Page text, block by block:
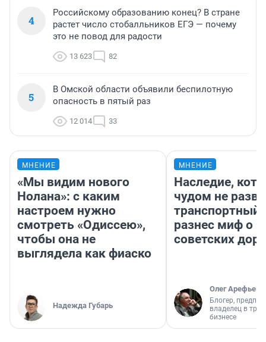
4
Российскому образованию конец? В стране
растет число стобалльников ЕГЭ — почему
это не повод для радости
13 623 82
5
В Омской области объявили беспилотную
опасность в пятый раз
12 014 33
МНЕНИЕ
«Мы видим нового
Нолана»: с каким
настроем нужно
смотреть «Одиссею»,
чтобы она не
выглядела как фиаско
Надежда Губарь
МНЕНИЕ
Наследие,
чудом не
транспортный
разнес миф о
советских
Олег Арефьев
Блогер,
владелец в
бизнесе